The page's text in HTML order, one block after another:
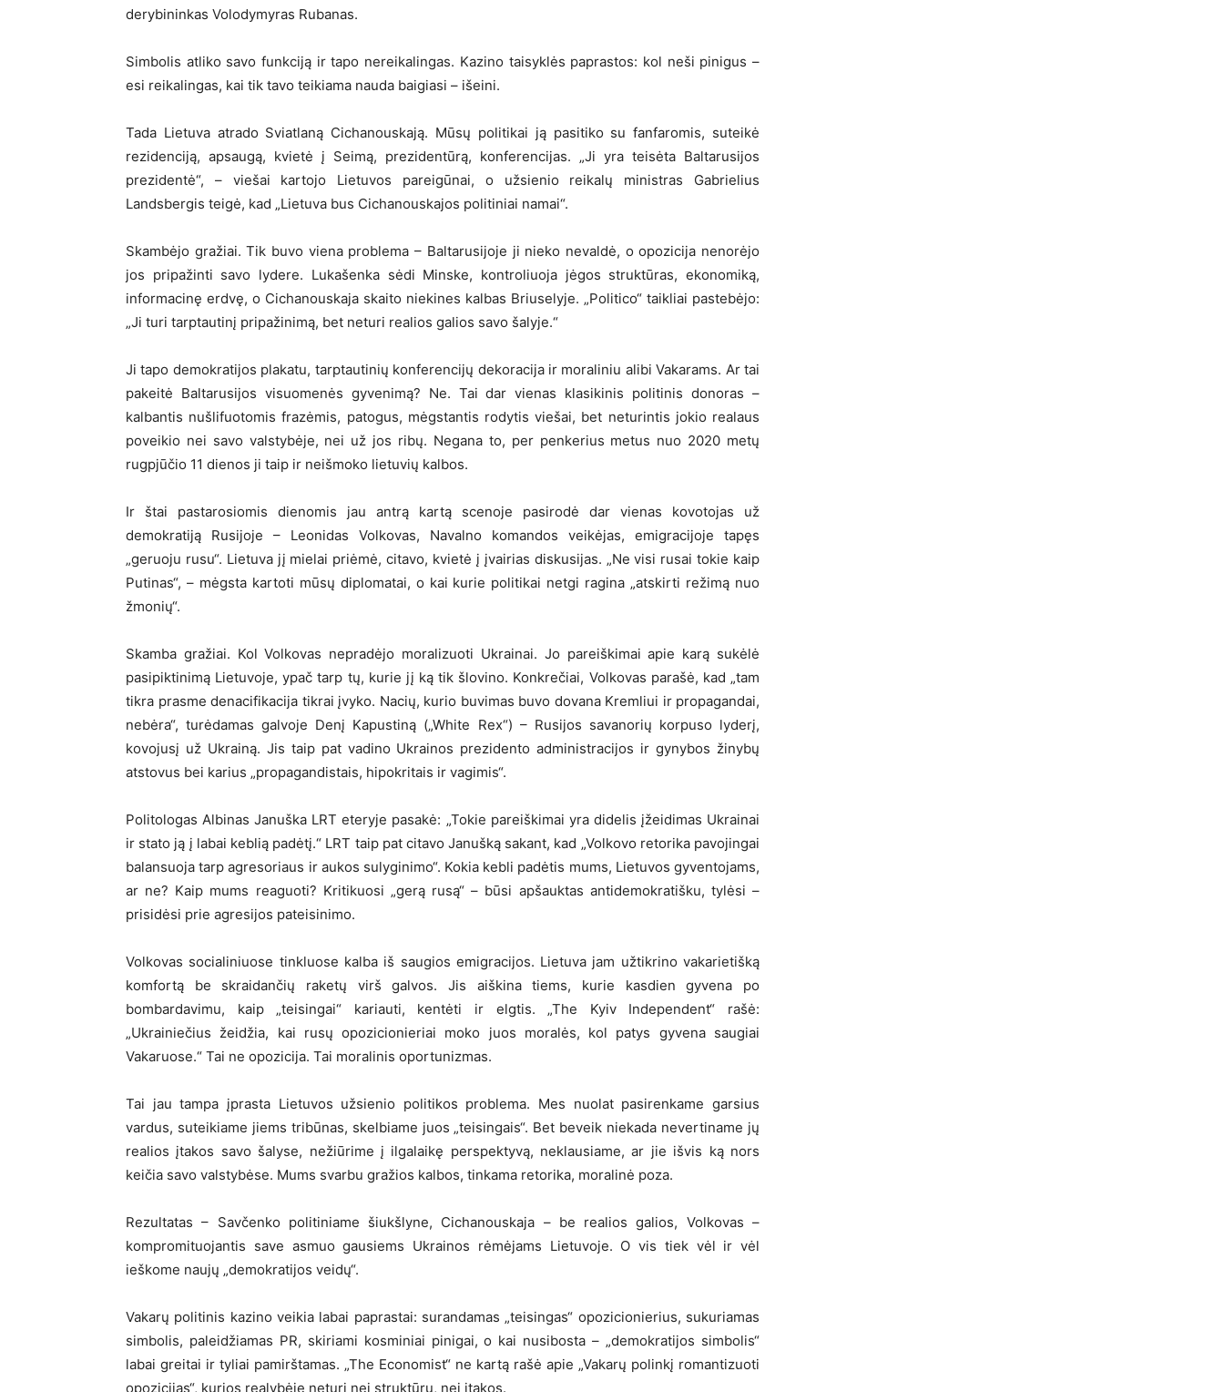
derybininkas Volodymyras Rubanas.
Simbolis atliko savo funkciją ir tapo nereikalingas. Kazino taisyklės paprastos: kol neši pinigus –
esi reikalingas, kai tik tavo teikiama nauda baigiasi – išeini.
Tada Lietuva atrado Sviatlaną Cichanouskają. Mūsų politikai ją pasitiko su fanfaromis, suteikė
rezidenciją, apsaugą, kvietė į Seimą, prezidentūrą, konferencijas. „Ji yra teisėta Baltarusijos
prezidentė“, – viešai kartojo Lietuvos pareigūnai, o užsienio reikalų ministras Gabrielius
Landsbergis teigė, kad „Lietuva bus Cichanouskajos politiniai namai“.
Skambėjo gražiai. Tik buvo viena problema – Baltarusijoje ji nieko nevaldė, o opozicija nenorėjo
jos pripažinti savo lydere. Lukašenka sėdi Minske, kontroliuoja jėgos struktūras, ekonomiką,
informacinę erdvę, o Cichanouskaja skaito niekines kalbas Briuselyje. „Politico“ taikliai pastebėjo:
„Ji turi tarptautinį pripažinimą, bet neturi realios galios savo šalyje.“
Ji tapo demokratijos plakatu, tarptautinių konferencijų dekoracija ir moraliniu alibi Vakarams. Ar tai
pakeitė Baltarusijos visuomenės gyvenimą? Ne. Tai dar vienas klasikinis politinis donoras –
kalbantis nušlifuotomis frazėmis, patogus, mėgstantis rodytis viešai, bet neturintis jokio realaus
poveikio nei savo valstybėje, nei už jos ribų. Negana to, per penkerius metus nuo 2020 metų
rugpjūčio 11 dienos ji taip ir neišmoko lietuvių kalbos.
Ir štai pastarosiomis dienomis jau antrą kartą scenoje pasirodė dar vienas kovotojas už
demokratiją Rusijoje – Leonidas Volkovas, Navalno komandos veikėjas, emigracijoje tapęs
„geruoju rusu“. Lietuva jį mielai priėmė, citavo, kvietė į įvairias diskusijas. „Ne visi rusai tokie kaip
Putinas“, – mėgsta kartoti mūsų diplomatai, o kai kurie politikai netgi ragina „atskirti režimą nuo
žmonių“.
Skamba gražiai. Kol Volkovas nepradėjo moralizuoti Ukrainai. Jo pareiškimai apie karą sukėlė
pasipiktinimą Lietuvoje, ypač tarp tų, kurie jį ką tik šlovino. Konkrečiai, Volkovas parašė, kad „tam
tikra prasme denacifikacija tikrai įvyko. Nacių, kurio buvimas buvo dovana Kremliui ir propagandai,
nebėra“, turėdamas galvoje Denį Kapustiną („White Rex“) – Rusijos savanorių korpuso lyderį,
kovojusį už Ukrainą. Jis taip pat vadino Ukrainos prezidento administracijos ir gynybos žinybų
atstovus bei karius „propagandistais, hipokritais ir vagimis“.
Politologas Albinas Januška LRT eteryje pasakė: „Tokie pareiškimai yra didelis įžeidimas Ukrainai
ir stato ją į labai keblią padėtį.“ LRT taip pat citavo Janušką sakant, kad „Volkovo retorika pavojingai
balansuoja tarp agresoriaus ir aukos sulyginimo“. Kokia kebli padėtis mums, Lietuvos gyventojams,
ar ne? Kaip mums reaguoti? Kritikuosi „gerą rusą“ – būsi apšauktas antidemokratišku, tylėsi –
prisidėsi prie agresijos pateisinimo.
Volkovas socialiniuose tinkluose kalba iš saugios emigracijos. Lietuva jam užtikrino vakarietišką
komfortą be skraidančių raketų virš galvos. Jis aiškina tiems, kurie kasdien gyvena po
bombardavimu, kaip „teisingai“ kariauti, kentėti ir elgtis. „The Kyiv Independent“ rašė:
„Ukrainiečius žeidžia, kai rusų opozicionieriai moko juos moralės, kol patys gyvena saugiai
Vakaruose.“ Tai ne opozicija. Tai moralinis oportunizmas.
Tai jau tampa įprasta Lietuvos užsienio politikos problema. Mes nuolat pasirenkame garsius
vardus, suteikiame jiems tribūnas, skelbiame juos „teisingais“. Bet beveik niekada nevertiname jų
realios įtakos savo šalyse, nežiūrime į ilgalaikę perspektyvą, neklausiame, ar jie išvis ką nors
keičia savo valstybėse. Mums svarbu gražios kalbos, tinkama retorika, moralinė poza.
Rezultatas – Savčenko politiniame šiukšlyne, Cichanouskaja – be realios galios, Volkovas –
kompromituojantis save asmuo gausiems Ukrainos rėmėjams Lietuvoje. O vis tiek vėl ir vėl
ieškome naujų „demokratijos veidų“.
Vakarų politinis kazino veikia labai paprastai: surandamas „teisingas“ opozicionierius, sukuriamas
simbolis, paleidžiamas PR, skiriami kosminiai pinigai, o kai nusibosta – „demokratijos simbolis“
labai greitai ir tyliai pamirštamas. „The Economist“ ne kartą rašė apie „Vakarų polinkį romantizuoti
opozicijas“, kurios realybėje neturi nei struktūrų, nei įtakos.